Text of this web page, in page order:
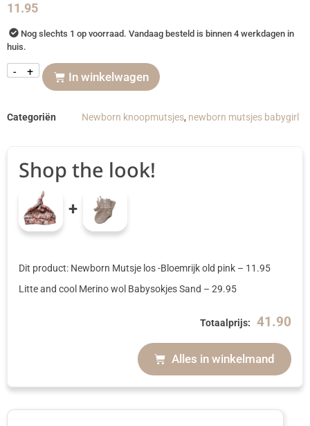
11.95
Nog slechts 1 op voorraad. Vandaag besteld is binnen 4 werkdagen in
huis.
- + In winkelwagen
Categoriën Newborn knoopmutsjes, newborn mutsjes babygirl
Shop the look!
+
Totaalprijs: 41.90
Alles in winkelmand
Dit product: Newborn Mutsje los -Bloemrijk old pink – 11.95
Litte and cool Merino wol Babysokjes Sand – 29.95